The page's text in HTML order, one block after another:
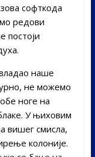
софткода
редови
постоји
наше
не можемо
ноге на
У њиховим
вишег смисла,
колоније.